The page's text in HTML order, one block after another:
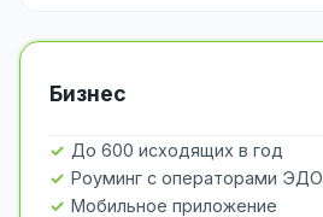
Бизнес
До 600 исходящих в год
Роуминг с операторами ЭДО
Мобильное приложение